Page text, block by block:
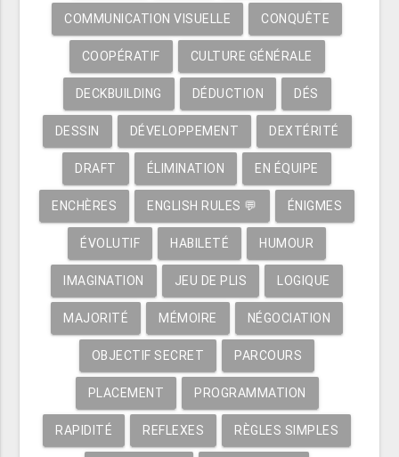
COMMUNICATION VISUELLE CONQUÊTE
COOPÉRATIF CULTURE GÉNÉRALE
DECKBUILDING DÉDUCTION DÉS
DESSIN DÉVELOPPEMENT DEXTÉRITÉ
DRAFT ÉLIMINATION EN ÉQUIPE
ENCHÈRES ENGLISH RULES 💬 ÉNIGMES
ÉVOLUTIF HABILETÉ HUMOUR
IMAGINATION JEU DE PLIS LOGIQUE
MAJORITÉ MÉMOIRE NÉGOCIATION
OBJECTIF SECRET PARCOURS
PLACEMENT PROGRAMMATION
RAPIDITÉ REFLEXES RÈGLES SIMPLES